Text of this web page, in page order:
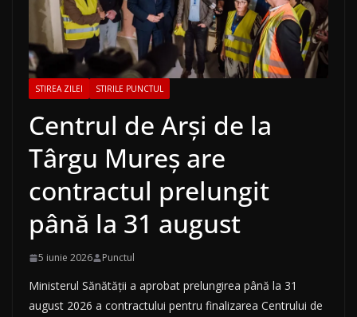
STIREA ZILEI STIRILE PUNCTUL
Centrul de Arși de la
Târgu Mureș are
contractul prelungit
până la 31 august
5 iunie 2026 Punctul
Ministerul Sănătății a aprobat prelungirea până la 31
august 2026 a contractului pentru finalizarea Centrului de